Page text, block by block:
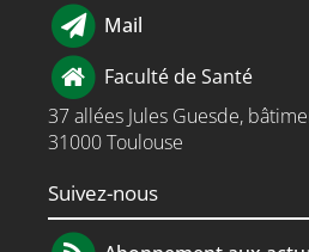
Mail
Faculté de Santé
37 allées Jules Guesde,
31000 Toulouse
Suivez-nous